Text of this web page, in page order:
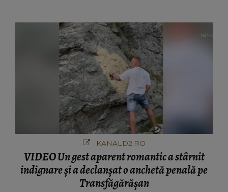
KANALD2.RO
VIDEO Un gest aparent romantic a stârnit
indignare și a declanșat o anchetă penală pe
Transfăgărășan